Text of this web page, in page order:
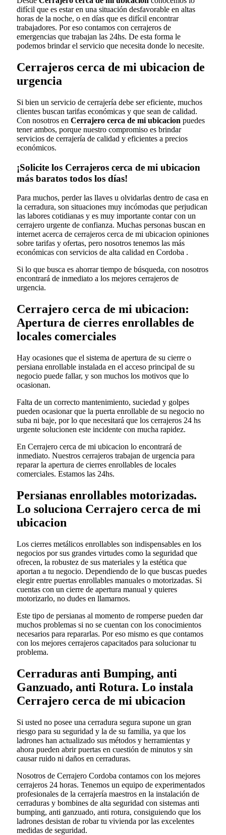
difícil que es estar en una situación desfavorable en altas
horas de la noche, o en días que es difícil encontrar
trabajadores. Por eso contamos con cerrajeros de
emergencias que trabajan las 24hs. De esta forma le
podemos brindar el servicio que necesita donde lo necesite.
Cerrajeros cerca de mi ubicacion de
urgencia
Si bien un servicio de cerrajería debe ser eficiente, muchos
clientes buscan tarifas económicas y que sean de calidad.
Con nosotros en Cerrajero cerca de mi ubicacion puedes
tener ambos, porque nuestro compromiso es brindar
servicios de cerrajería de calidad y eficientes a precios
económicos.
¡Solicite los Cerrajeros cerca de mi ubicacion
más baratos todos los días!
Para muchos, perder las llaves u olvidarlas dentro de casa en
la cerradura, son situaciones muy incómodas que perjudican
las labores cotidianas y es muy importante contar con un
cerrajero urgente de confianza. Muchas personas buscan en
internet acerca de cerrajeros cerca de mi ubicacion opiniones
sobre tarifas y ofertas, pero nosotros tenemos las más
económicas con servicios de alta calidad en Cordoba .
Si lo que busca es ahorrar tiempo de búsqueda, con nosotros
encontrará de inmediato a los mejores cerrajeros de
urgencia.
Cerrajero cerca de mi ubicacion:
Apertura de cierres enrollables de
locales comerciales
Hay ocasiones que el sistema de apertura de su cierre o
persiana enrollable instalada en el acceso principal de su
negocio puede fallar, y son muchos los motivos que lo
ocasionan.
Falta de un correcto mantenimiento, suciedad y golpes
pueden ocasionar que la puerta enrollable de su negocio no
suba ni baje, por lo que necesitará que los cerrajeros 24 hs
urgente solucionen este incidente con mucha rapidez.
En Cerrajero cerca de mi ubicacion lo encontrará de
inmediato. Nuestros cerrajeros trabajan de urgencia para
reparar la apertura de cierres enrollables de locales
comerciales. Estamos las 24hs.
Persianas enrollables motorizadas.
Lo soluciona Cerrajero cerca de mi
ubicacion
Los cierres metálicos enrollables son indispensables en los
negocios por sus grandes virtudes como la seguridad que
ofrecen, la robustez de sus materiales y la estética que
aportan a tu negocio. Dependiendo de lo que buscas puedes
elegir entre puertas enrollables manuales o motorizadas. Si
cuentas con un cierre de apertura manual y quieres
motorizarlo, no dudes en llamarnos.
Este tipo de persianas al momento de romperse pueden dar
muchos problemas si no se cuentan con los conocimientos
necesarios para repararlas. Por eso mismo es que contamos
con los mejores cerrajeros capacitados para solucionar tu
problema.
Cerraduras anti Bumping, anti
Ganzuado, anti Rotura. Lo instala
Cerrajero cerca de mi ubicacion
Si usted no posee una cerradura segura supone un gran
riesgo para su seguridad y la de su familia, ya que los
ladrones han actualizado sus métodos y herramientas y
ahora pueden abrir puertas en cuestión de minutos y sin
causar ruido ni daños en cerraduras.
Nosotros de Cerrajero Cordoba contamos con los mejores
cerrajeros 24 horas. Tenemos un equipo de experimentados
profesionales de la cerrajería maestros en la instalación de
cerraduras y bombines de alta seguridad con sistemas anti
bumping, anti ganzuado, anti rotura, consiguiendo que los
ladrones desistan de robar tu vivienda por las excelentes
medidas de seguridad.